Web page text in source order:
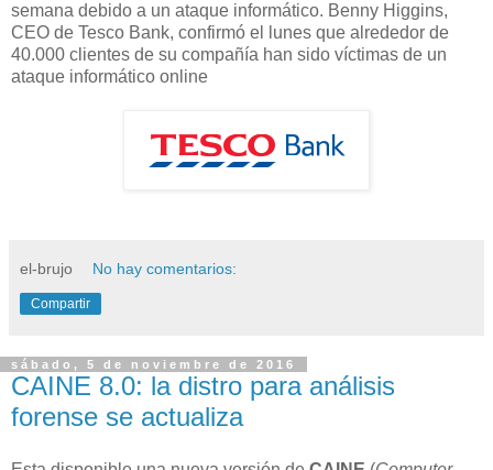
semana debido a un ataque informático. Benny Higgins,
CEO de Tesco Bank, confirmó el lunes que alrededor de
40.000 clientes de su compañía han sido víctimas de un
ataque informático online
el-brujo No hay comentarios:
Compartir
sábado, 5 de noviembre de 2016
CAINE 8.0: la distro para análisis
forense se actualiza